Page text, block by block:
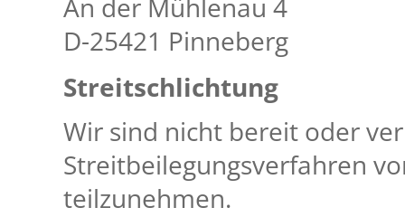
An der Mühlenau 4
D-25421 Pinneberg
Streitschlichtung
Wir sind nicht bereit oder
Streitbeilegungsverfahren
teilzunehmen.